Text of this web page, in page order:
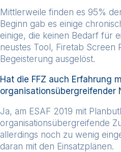
Mittlerweile finden es 95%
Beginn gab es einige
einige, die keinen Bedarf für
neustes Tool, Firetab Screen
Begeisterung ausgelöst.
Hat die FFZ auch Erfahrung
organisationsübergreifender
Ja, am ESAF 2019 mit
organisationsübergreifende
allerdings noch zu wenig
daran mit den Einsatzplänen.